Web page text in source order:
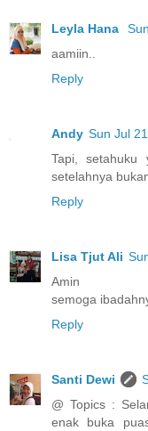
Leyla Hana
aamiin..
Reply
Andy Sun Jul
Tapi, setahuku
setelahnya
Reply
Lisa Tjut Ali
Amin
semoga
Reply
Santi Dewi
@ Topics :
enak buka